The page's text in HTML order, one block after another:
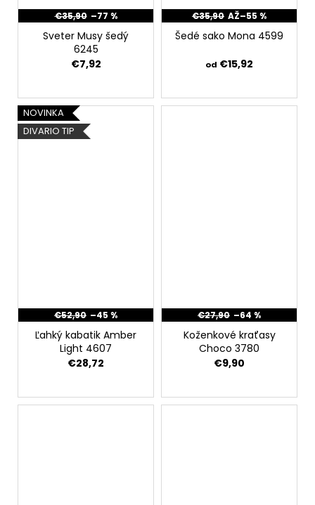
€35,90 –77 %
Sveter Musy šedý
6245
€7,92
€35,90 AŽ–55 %
Šedé sako Mona 4599
od €15,92
NOVINKA
DIVARIO TIP
€52,90 –45 %
Ľahký kabatik Amber
Light 4607
€28,72
€27,90 –64 %
Koženkové kraťasy
Choco 3780
€9,90